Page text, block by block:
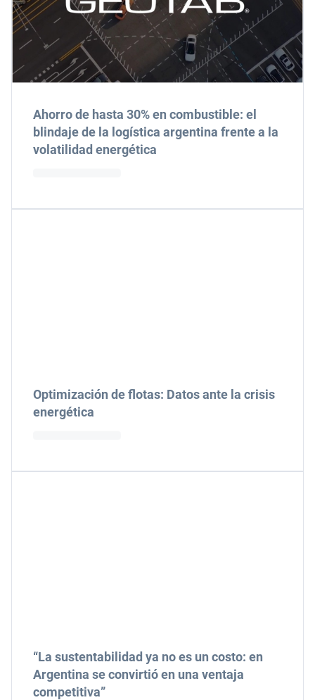
Ahorro de hasta 30% en combustible: el
blindaje de la logística argentina frente a la
volatilidad energética
Optimización de flotas: Datos ante la crisis
energética
“La sustentabilidad ya no es un costo: en
Argentina se convirtió en una ventaja
competitiva”